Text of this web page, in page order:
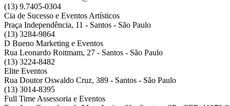
(13) 9.7405-0304
Cia de Sucesso e Eventos Artísticos
Praça Independência, 11 - Santos - São Paulo
(13) 3284-9864
D Bueno Marketing e Eventos
Rua Leonardo Roitmam, 27 - Santos - São Paulo
(13) 3224-8482
Elite Eventos
Rua Doutor Oswaldo Cruz, 389 - Santos - São Paulo
(13) 3014-8395
Full Time Assessoria e Eventos